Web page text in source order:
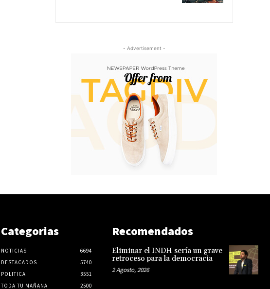
- Advertisement -
Categorias
NOTICIAS
6694
DESTACADOS
5740
POLITICA
3551
TODA TU MAÑANA
2500
Recomendados
Eliminar el INDH sería un grave
retroceso para la democracia
2 Agosto, 2026